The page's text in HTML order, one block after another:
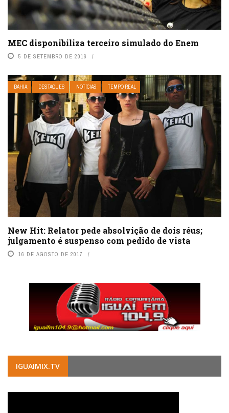
MEC disponibiliza terceiro simulado do Enem
5 DE SETEMBRO DE 2016
BAHIA DESTAQUES NOTÍCIAS TEMPO REAL
New Hit: Relator pede absolvição de dois réus;
julgamento é suspenso com pedido de vista
16 DE AGOSTO DE 2017
IGUAIMIX.TV